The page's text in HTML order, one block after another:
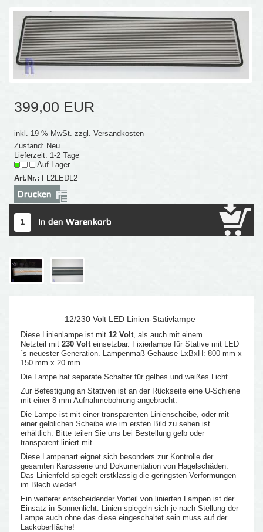
399,00 EUR
inkl. 19 % MwSt. zzgl. Versandkosten
Zustand: Neu
Lieferzeit: 1-2 Tage
Auf Lager
Art.Nr.: FL2LEDL2
12/230 Volt LED Linien-Stativlampe
Diese Linienlampe ist mit 12 Volt , als auch mit einem
Netzteil mit230 Volt einsetzbar. Fixierlampe für Stative mit LED
´s neuester Generation. Lampenmaß Gehäuse LxBxH: 800 mm x
150 mm x 20 mm.
Die Lampe hat separate Schalter für gelbes und weißes Licht.
Zur Befestigung an Stativen ist an der Rückseite eine U-Schiene
mit einer 8 mm Aufnahmebohrung angebracht.
Die Lampe ist mit einer transparenten Linienscheibe, oder mit
einer gelblichen Scheibe wie im ersten Bild zu sehen ist
erhältlich. Bitte teilen Sie uns bei Bestellung gelb oder
transparent liniert mit.
Diese Lampenart eignet sich besonders zur Kontrolle der
gesamten Karosserie und Dokumentation von Hagelschäden.
Das Linienfeld spiegelt erstklassig die geringsten Verformungen
im Blech wieder!
Ein weiterer entscheidender Vorteil von linierten Lampen ist der
Einsatz in Sonnenlicht. Linien spiegeln sich je nach Stellung der
Lampe auch ohne das diese eingeschaltet sein muss auf der
Lackoberfläche!